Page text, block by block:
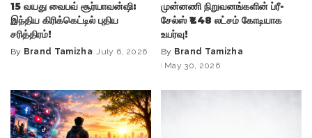
15 வயது வைபவ் சூர்யாவன்ஷி:
இந்திய கிரிக்கெட்டில் புதிய
சரித்திரம்!
Posted
By Brand Tamizha July 6, 2026
முன்னணி நிறுவனங்களின் ப்ரீ-
சேல்ஸ் ₹1.48 லட்சம் கோடியாக
உயர்வு!
Posted
By Brand Tamizha
May 30, 2026